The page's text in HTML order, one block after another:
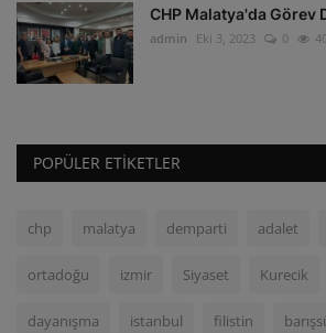
CHP Malatya'da Görev
admin Eki 3, 2023 0
POPÜLER ETIKETLER
chp malatya demparti adalet
ortadoğu izmir Siyaset Kurecik
dayanışma istanbul filistin